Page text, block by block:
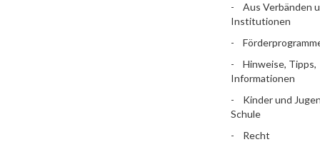
Aus Verbänden
Institutionen
Hinweise, Tipps,
Informationen
Kinder und
Schule
Recht